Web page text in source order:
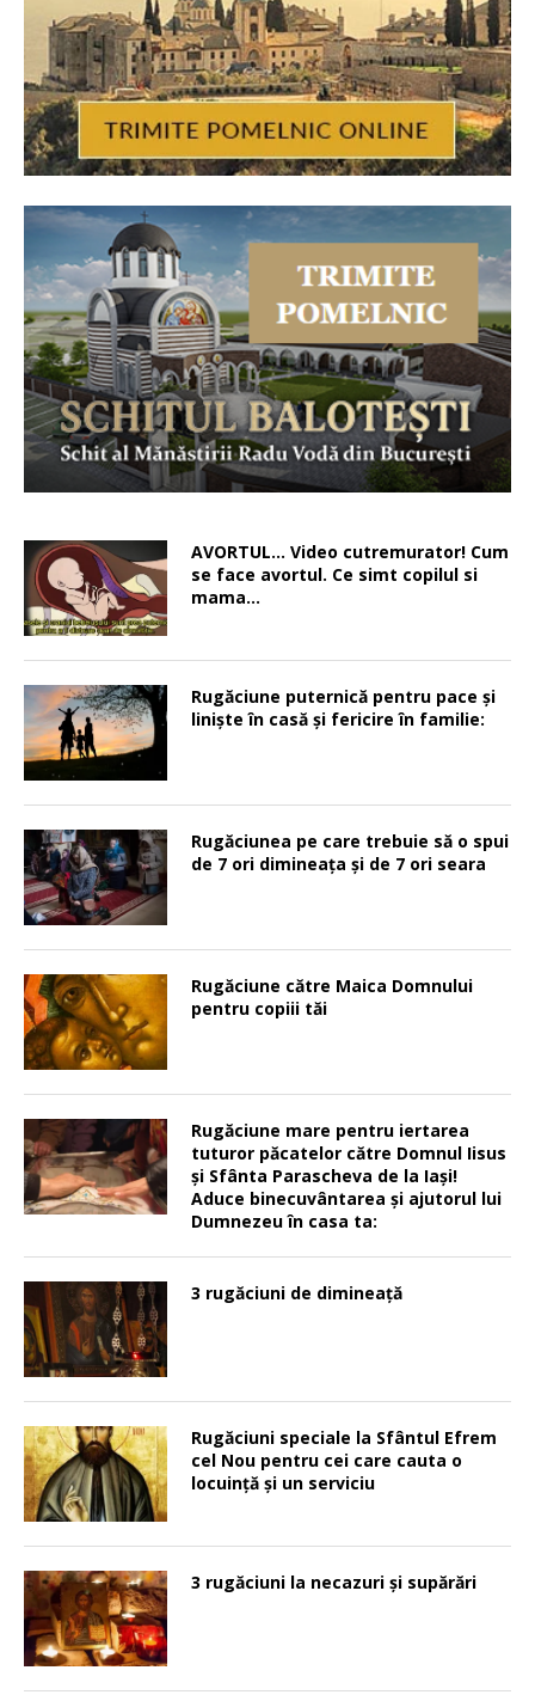
AVORTUL… Video cutremurator! Cum
se face avortul. Ce simt copilul si
mama…
Rugăciune puternică pentru pace şi
linişte în casă şi fericire în familie:
Rugăciunea pe care trebuie să o spui
de 7 ori dimineața și de 7 ori seara
Rugăciune către Maica Domnului
pentru copiii tăi
Rugăciune mare pentru iertarea
tuturor păcatelor către Domnul Iisus
şi Sfânta Parascheva de la Iaşi!
Aduce binecuvântarea şi ajutorul lui
Dumnezeu în casa ta:
3 rugăciuni de dimineață
Rugăciuni speciale la Sfântul Efrem
cel Nou pentru cei care cauta o
locuinţă şi un serviciu
3 rugăciuni la necazuri și supărări